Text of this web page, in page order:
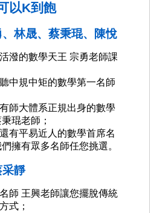
以K到飽
林晟、蔡秉琨、陳悅
潑的數學天王 宗勇老師課
中規中矩的數學第一名師
師大體系正規出身的數學
琨老師；
有平易近人的數學首席名
擁有眾多名師任您挑選。
靜
師 王興老師讓您擺脫傳統
式；